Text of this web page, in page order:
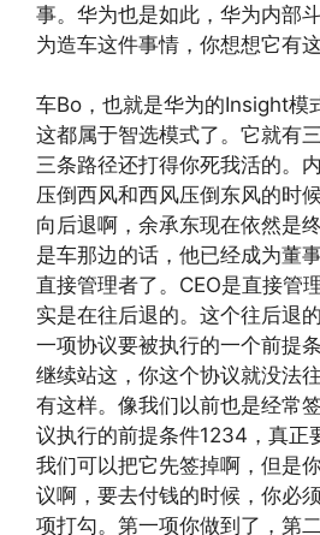
事。华为也是如此，华为内部
为造车这件事情，你想想它有
车Bo，也就是华为的Insight模
这都属于智选模式了。它就有
三条路径还打得你死我活的。
压倒西风和西风压倒东风的时
向后退啊，余承东现在依然是
是车那边的话，他已经成为董
直接管理者了。CEO是直接管
实是在往后退的。这个往后退
一项协议要被执行的一个前提
继续站这，你这个协议就没法
有这样。像我们以前也是经常
议执行的前提条件1234，真正
我们可以把它先签掉啊，但是
议啊，要去付钱的时候，你必
项打勾。第一项你做到了，第